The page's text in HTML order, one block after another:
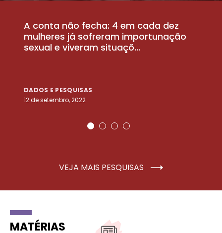
A conta não fecha: 4 em cada dez
mulheres já sofreram importunação
sexual e viveram situaçõ...
DADOS E PESQUISAS
12 de setembro, 2022
VEJA MAIS PESQUISAS
MATÉRIAS